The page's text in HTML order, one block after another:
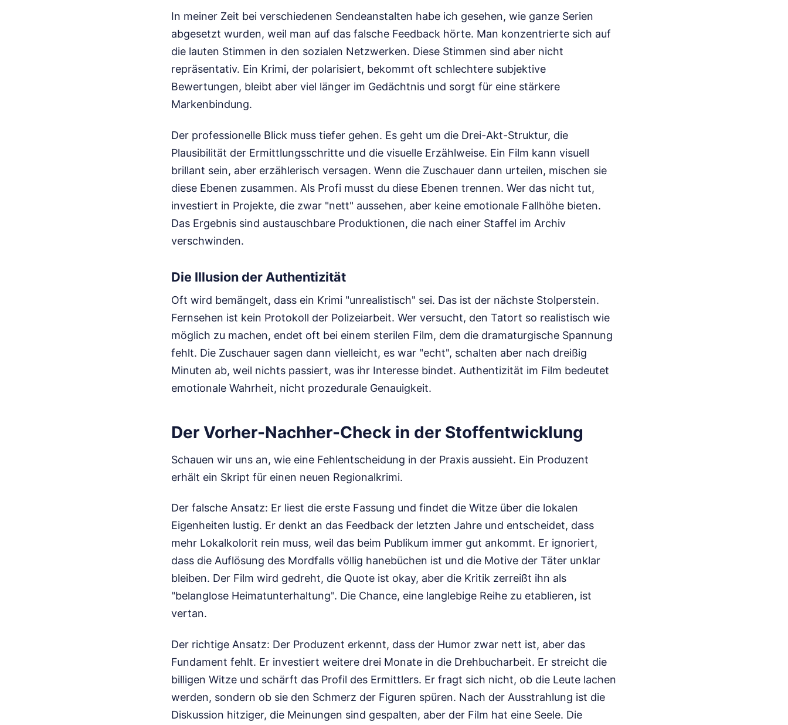
In meiner Zeit bei verschiedenen Sendeanstalten habe ich gesehen, wie ganze Serien
abgesetzt wurden, weil man auf das falsche Feedback hörte. Man konzentrierte sich auf
die lauten Stimmen in den sozialen Netzwerken. Diese Stimmen sind aber nicht
repräsentativ. Ein Krimi, der polarisiert, bekommt oft schlechtere subjektive
Bewertungen, bleibt aber viel länger im Gedächtnis und sorgt für eine stärkere
Markenbindung.
Der professionelle Blick muss tiefer gehen. Es geht um die Drei-Akt-Struktur, die
Plausibilität der Ermittlungsschritte und die visuelle Erzählweise. Ein Film kann visuell
brillant sein, aber erzählerisch versagen. Wenn die Zuschauer dann urteilen, mischen sie
diese Ebenen zusammen. Als Profi musst du diese Ebenen trennen. Wer das nicht tut,
investiert in Projekte, die zwar "nett" aussehen, aber keine emotionale Fallhöhe bieten.
Das Ergebnis sind austauschbare Produktionen, die nach einer Staffel im Archiv
verschwinden.
Die Illusion der Authentizität
Oft wird bemängelt, dass ein Krimi "unrealistisch" sei. Das ist der nächste Stolperstein.
Fernsehen ist kein Protokoll der Polizeiarbeit. Wer versucht, den Tatort so realistisch wie
möglich zu machen, endet oft bei einem sterilen Film, dem die dramaturgische Spannung
fehlt. Die Zuschauer sagen dann vielleicht, es war "echt", schalten aber nach dreißig
Minuten ab, weil nichts passiert, was ihr Interesse bindet. Authentizität im Film bedeutet
emotionale Wahrheit, nicht prozedurale Genauigkeit.
Der Vorher-Nachher-Check in der Stoffentwicklung
Schauen wir uns an, wie eine Fehlentscheidung in der Praxis aussieht. Ein Produzent
erhält ein Skript für einen neuen Regionalkrimi.
Der falsche Ansatz: Er liest die erste Fassung und findet die Witze über die lokalen
Eigenheiten lustig. Er denkt an das Feedback der letzten Jahre und entscheidet, dass
mehr Lokalkolorit rein muss, weil das beim Publikum immer gut ankommt. Er ignoriert,
dass die Auflösung des Mordfalls völlig hanebüchen ist und die Motive der Täter unklar
bleiben. Der Film wird gedreht, die Quote ist okay, aber die Kritik zerreißt ihn als
"belanglose Heimatunterhaltung". Die Chance, eine langlebige Reihe zu etablieren, ist
vertan.
Der richtige Ansatz: Der Produzent erkennt, dass der Humor zwar nett ist, aber das
Fundament fehlt. Er investiert weitere drei Monate in die Drehbucharbeit. Er streicht die
billigen Witze und schärft das Profil des Ermittlers. Er fragt sich nicht, ob die Leute lachen
werden, sondern ob sie den Schmerz der Figuren spüren. Nach der Ausstrahlung ist die
Diskussion hitziger, die Meinungen sind gespalten, aber der Film hat eine Seele. Die